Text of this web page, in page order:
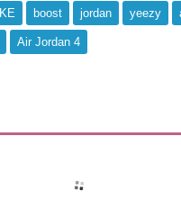
boost jordan yeezy
Air Jordan 4